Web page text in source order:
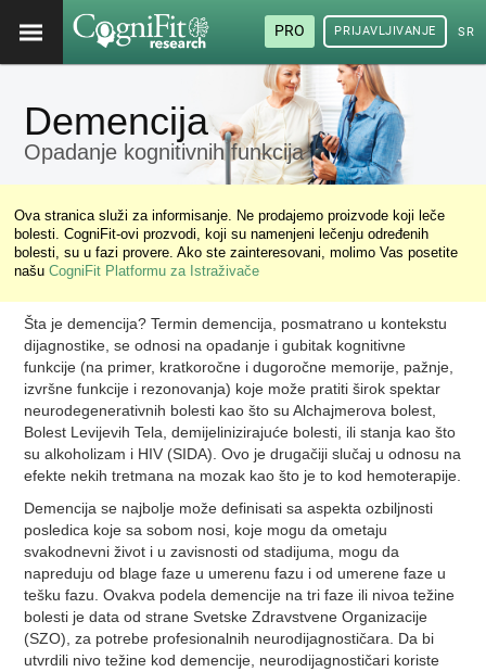
PRO PRIJAVLJIVANJE
Demencija
Opadanje kognitivnih funkcija
Ova stranica služi za informisanje. Ne prodajemo proizvode koji leče
bolesti. CogniFit-ovi prozvodi, koji su namenjeni lečenju određenih
bolesti, su u fazi provere. Ako ste zainteresovani, molimo Vas posetite
našuCogniFit Platformu za Istraživače
Šta je demencija? Termin demencija, posmatrano u kontekstu
dijagnostike, se odnosi na opadanje i gubitak kognitivne
funkcije (na primer, kratkoročne i dugoročne memorije, pažnje,
izvršne funkcije i rezonovanja) koje može pratiti širok spektar
neurodegenerativnih bolesti kao što su Alchajmerova bolest,
Bolest Levijevih Tela, demijelinizirajuće bolesti, ili stanja kao što
su alkoholizam i HIV (SIDA). Ovo je drugačiji slučaj u odnosu na
efekte nekih tretmana na mozak kao što je to kod hemoterapije.
Demencija se najbolje može definisati sa aspekta ozbiljnosti
posledica koje sa sobom nosi, koje mogu da ometaju
svakodnevni život i u zavisnosti od stadijuma, mogu da
napreduju od blage faze u umerenu fazu i od umerene faze u
tešku fazu. Ovakva podela demencije na tri faze ili nivoa težine
bolesti je data od strane Svetske Zdravstvene Organizacije
(SZO), za potrebe profesionalnih neurodijagnostičara. Da bi
utvrdili nivo težine kod demencije, neurodijagnostičari koriste